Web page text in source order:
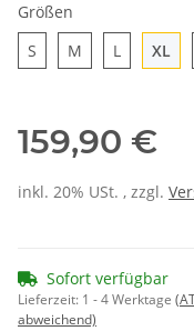
Größen
S
M L XL
159,90 €
inkl. 20% USt. , zzgl.
Sofort verfügbar
Lieferzeit: 1 - 4 Werktage
abweichend)